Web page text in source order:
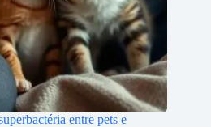
entre pets e